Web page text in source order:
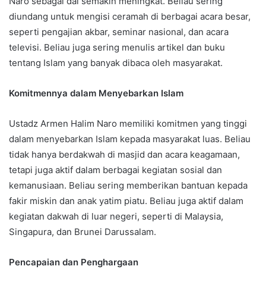
diundang untuk mengisi ceramah di berbagai acara besar,
seperti pengajian akbar, seminar nasional, dan acara
televisi. Beliau juga sering menulis artikel dan buku
tentang Islam yang banyak dibaca oleh masyarakat.
Komitmennya dalam Menyebarkan Islam
Ustadz Armen Halim Naro memiliki komitmen yang tinggi
dalam menyebarkan Islam kepada masyarakat luas. Beliau
tidak hanya berdakwah di masjid dan acara keagamaan,
tetapi juga aktif dalam berbagai kegiatan sosial dan
kemanusiaan. Beliau sering memberikan bantuan kepada
fakir miskin dan anak yatim piatu. Beliau juga aktif dalam
kegiatan dakwah di luar negeri, seperti di Malaysia,
Singapura, dan Brunei Darussalam.
Pencapaian dan Penghargaan